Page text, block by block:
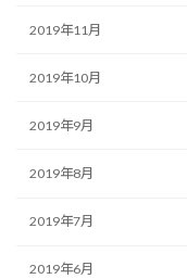
2019年11月
2019年10月
2019年9月
2019年8月
2019年7月
2019年6月